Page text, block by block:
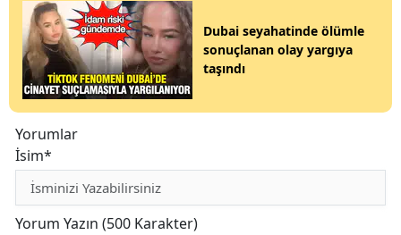
Dubai seyahatinde ölümle
sonuçlanan olay yargıya
taşındı
Yorumlar
İsim*
Yorum Yazın (500 Karakter)